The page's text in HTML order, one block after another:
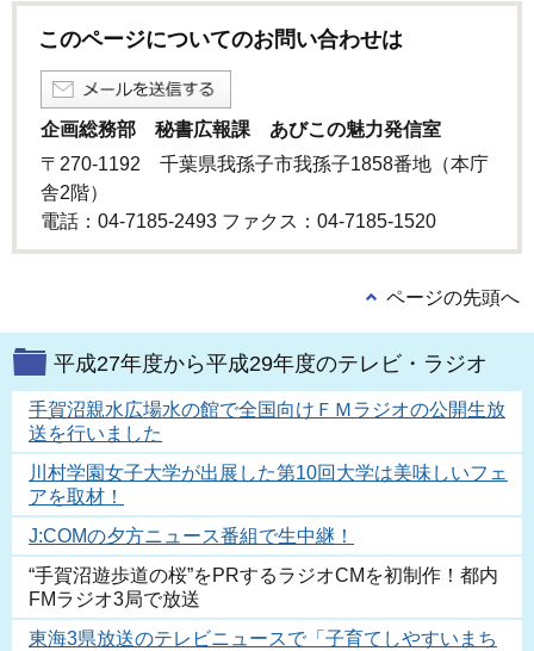
このページについてのお問い合わせは
企画総務部 秘書広報課 あびこの魅力発信室
〒270-1192 千葉県我孫子市我孫子1858番地（本庁
舎2階）
電話：04-7185-2493 ファクス：04-7185‐1520
ページの先頭へ
平成27年度から平成29年度のテレビ・ラジオ
手賀沼親水広場水の館で全国向けＦＭラジオの公開生放
送を行いました
川村学園女子大学が出展した第10回大学は美味しいフェ
アを取材！
J:COMの夕方ニュース番組で生中継！
“手賀沼遊歩道の桜”をPRするラジオCMを初制作！都内
FMラジオ3局で放送
東海3県放送のテレビニュースで「子育てしやすいまち